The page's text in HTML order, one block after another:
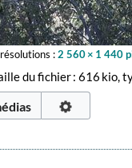
:2 560 × 1 440
du fichier : 616 kio,